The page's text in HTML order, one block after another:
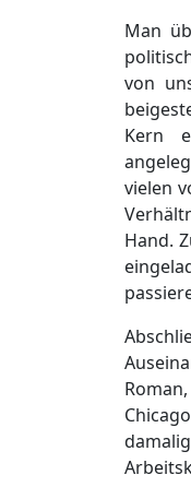
Man
von
Kern
vielen
Hand.